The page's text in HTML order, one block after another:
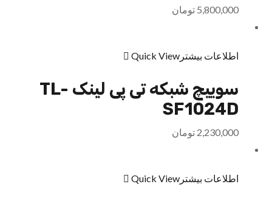
5,800,000 تومان
اطلاعات بیشتر Quick View
سوییچ شبکه تی پی لینک TL-
SF1024D
2,230,000 تومان
اطلاعات بیشتر Quick View